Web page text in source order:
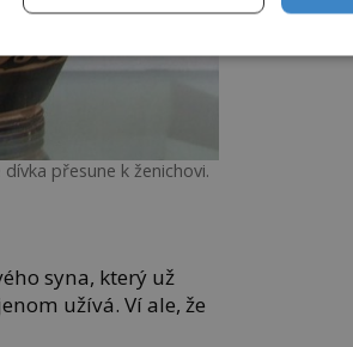
přesune k ženichovi.
syna, který už
užívá. Ví ale, že